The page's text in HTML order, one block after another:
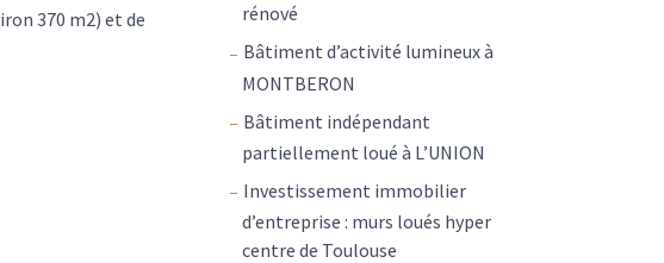
370 m2) et de
rénové
Bâtiment d’activité lumineux à
MONTBERON
Bâtiment indépendant
partiellement loué à L’UNION
Investissement immobilier
d’entreprise : murs loués hyper
centre de Toulouse